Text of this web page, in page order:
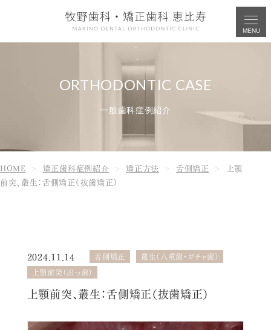
MENU
一般歯科症例紹介
HOME 矯正歯科症例紹介 矯正方法 舌側矯正
上顎
前突、叢生：舌側矯正（抜歯矯正）
2024.11.14 舌側矯正
叢生（八重歯・ガチャ歯）
上顎前突（出っ歯）
上顎前突、叢生：舌側矯正（抜歯矯正）